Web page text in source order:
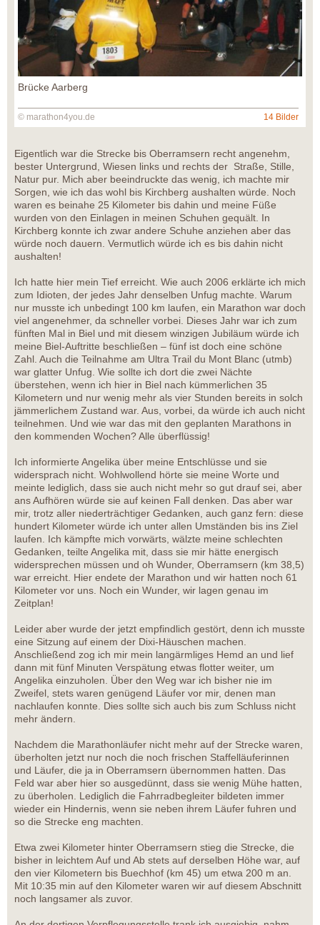
Brücke Aarberg
© marathon4you.de 14 Bilder
Eigentlich war die Strecke bis Oberramsern recht angenehm,
bester Untergrund, Wiesen links und rechts der Straße, Stille,
Natur pur. Mich aber beeindruckte das wenig, ich machte mir
Sorgen, wie ich das wohl bis Kirchberg aushalten würde. Noch
waren es beinahe 25 Kilometer bis dahin und meine Füße
wurden von den Einlagen in meinen Schuhen gequält. In
Kirchberg konnte ich zwar andere Schuhe anziehen aber das
würde noch dauern. Vermutlich würde ich es bis dahin nicht
aushalten!
Ich hatte hier mein Tief erreicht. Wie auch 2006 erklärte ich mich
zum Idioten, der jedes Jahr denselben Unfug machte. Warum
nur musste ich unbedingt 100 km laufen, ein Marathon war doch
viel angenehmer, da schneller vorbei. Dieses Jahr war ich zum
fünften Mal in Biel und mit diesem winzigen Jubiläum würde ich
meine Biel-Auftritte beschließen – fünf ist doch eine schöne
Zahl. Auch die Teilnahme am Ultra Trail du Mont Blanc (utmb)
war glatter Unfug. Wie sollte ich dort die zwei Nächte
überstehen, wenn ich hier in Biel nach kümmerlichen 35
Kilometern und nur wenig mehr als vier Stunden bereits in solch
jämmerlichem Zustand war. Aus, vorbei, da würde ich auch nicht
teilnehmen. Und wie war das mit den geplanten Marathons in
den kommenden Wochen? Alle überflüssig!
Ich informierte Angelika über meine Entschlüsse und sie
widersprach nicht. Wohlwollend hörte sie meine Worte und
meinte lediglich, dass sie auch nicht mehr so gut drauf sei, aber
ans Aufhören würde sie auf keinen Fall denken. Das aber war
mir, trotz aller niederträchtiger Gedanken, auch ganz fern: diese
hundert Kilometer würde ich unter allen Umständen bis ins Ziel
laufen. Ich kämpfte mich vorwärts, wälzte meine schlechten
Gedanken, teilte Angelika mit, dass sie mir hätte energisch
widersprechen müssen und oh Wunder, Oberramsern (km 38,5)
war erreicht. Hier endete der Marathon und wir hatten noch 61
Kilometer vor uns. Noch ein Wunder, wir lagen genau im
Zeitplan!
Leider aber wurde der jetzt empfindlich gestört, denn ich musste
eine Sitzung auf einem der Dixi-Häuschen machen.
Anschließend zog ich mir mein langärmliges Hemd an und lief
dann mit fünf Minuten Verspätung etwas flotter weiter, um
Angelika einzuholen. Über den Weg war ich bisher nie im
Zweifel, stets waren genügend Läufer vor mir, denen man
nachlaufen konnte. Dies sollte sich auch bis zum Schluss nicht
mehr ändern.
Nachdem die Marathonläufer nicht mehr auf der Strecke waren,
überholten jetzt nur noch die noch frischen Staffelläuferinnen
und Läufer, die ja in Oberramsern übernommen hatten. Das
Feld war aber hier so ausgedünnt, dass sie wenig Mühe hatten,
zu überholen. Lediglich die Fahrradbegleiter bildeten immer
wieder ein Hindernis, wenn sie neben ihrem Läufer fuhren und
so die Strecke eng machten.
Etwa zwei Kilometer hinter Oberramsern stieg die Strecke, die
bisher in leichtem Auf und Ab stets auf derselben Höhe war, auf
den vier Kilometern bis Buechhof (km 45) um etwa 200 m an.
Mit 10:35 min auf den Kilometer waren wir auf diesem Abschnitt
noch langsamer als zuvor.